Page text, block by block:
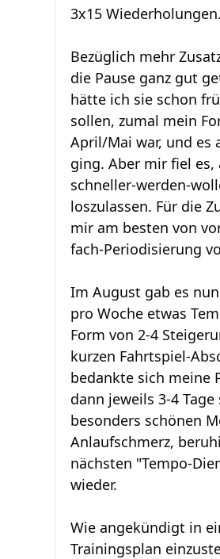
3x15 Wiederholungen.
Bezüglich mehr
die Pause ganz gut
hätte ich sie schon
sollen, zumal mein
April/Mai war, und es
ging. Aber mir fiel
schneller-werden-
loszulassen. Für die
mir am besten von
fach-Periodisierung
Im August gab es
pro Woche etwas
Form von 2-4
kurzen Fahrtspiel-
bedankte sich meine
dann jeweils 3-4
besonders schönen
Anlaufschmerz,
nächsten "Tempo-
wieder.
Wie angekündigt in
Trainingsplan